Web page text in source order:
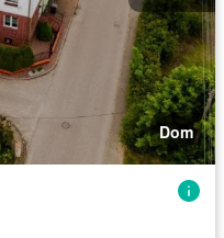
Dom